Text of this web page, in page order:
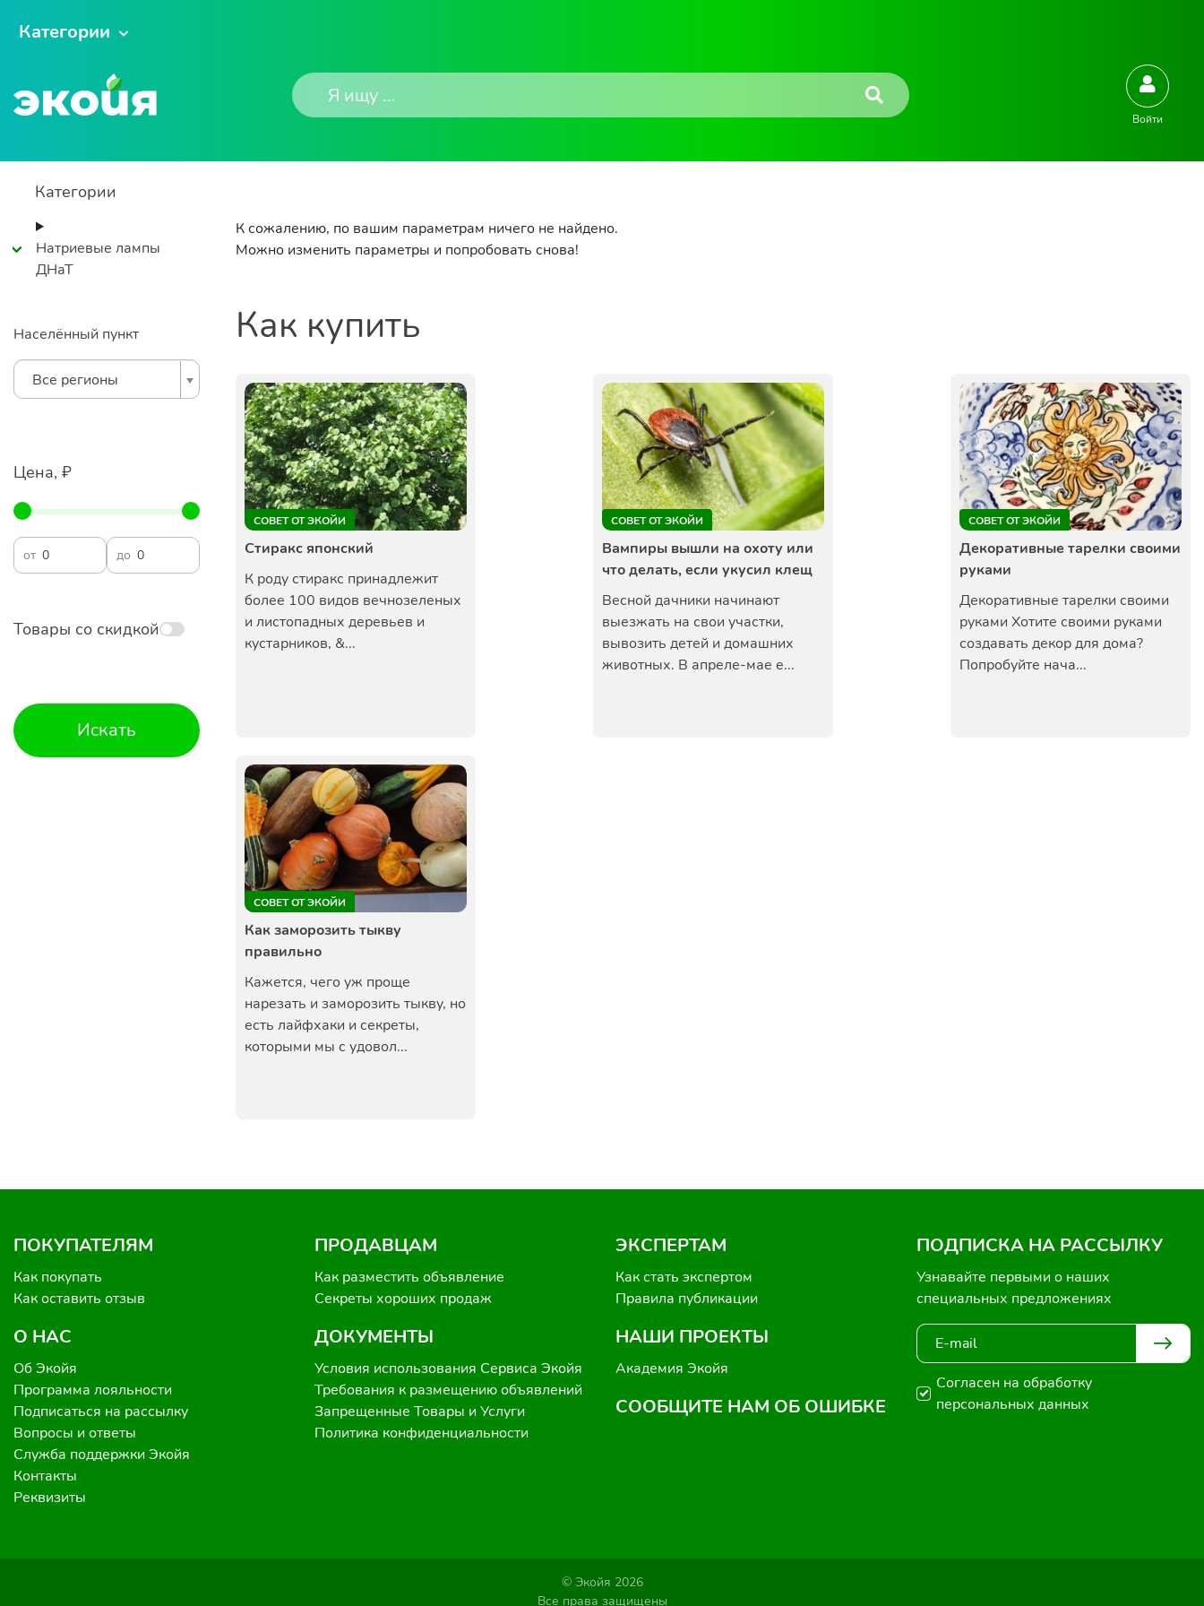
Категории
Войти
Категории
Натриевые лампы
ДНаТ
Населённый пункт
Все регионы
Цена, ₽
от до
Товары со скидкой
Искать
К сожалению, по вашим параметрам ничего не найдено.
Можно изменить параметры и попробовать снова!
Как купить
СОВЕТ ОТ ЭКОЙИ
Стиракс японский
К роду стиракс принадлежит
более 100 видов вечнозеленых
и листопадных деревьев и
кустарников, &...
СОВЕТ ОТ ЭКОЙИ
Вампиры вышли на охоту или
что делать, если укусил клещ
Весной дачники начинают
выезжать на свои участки,
вывозить детей и домашних
животных. В апреле-мае е...
СОВЕТ ОТ ЭКОЙИ
Декоративные тарелки своими
руками
Декоративные тарелки своими
руками Хотите своими руками
создавать декор для дома?
Попробуйте нача...
СОВЕТ ОТ ЭКОЙИ
Как заморозить тыкву
правильно
Кажется, чего уж проще
нарезать и заморозить тыкву, но
есть лайфхаки и секреты,
которыми мы с удовол...
ПОКУПАТЕЛЯМ
Как покупать
Как оставить отзыв
О НАС
Об Экойя
Программа лояльности
Подписаться на рассылку
Вопросы и ответы
Служба поддержки Экойя
Контакты
Реквизиты
ПРОДАВЦАМ
Как разместить объявление
Секреты хороших продаж
ДОКУМЕНТЫ
Условия использования Сервиса Экойя
Требования к размещению объявлений
Запрещенные Товары и Услуги
Политика конфиденциальности
ЭКСПЕРТАМ
Как стать экспертом
Правила публикации
НАШИ ПРОЕКТЫ
Академия Экойя
СООБЩИТЕ НАМ ОБ ОШИБКЕ
ПОДПИСКА НА РАССЫЛКУ
Узнавайте первыми о наших
специальных предложениях
Согласен на обработку
персональных данных
© Экойя 2026
Все права защищены